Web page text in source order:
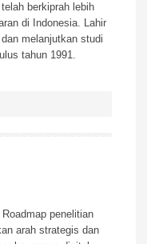
berkiprah lebih
di Indonesia. Lahir
melanjutkan studi
tahun 1991.
penelitian
arah strategis dan